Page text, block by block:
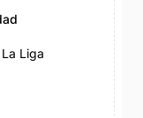
La Liga